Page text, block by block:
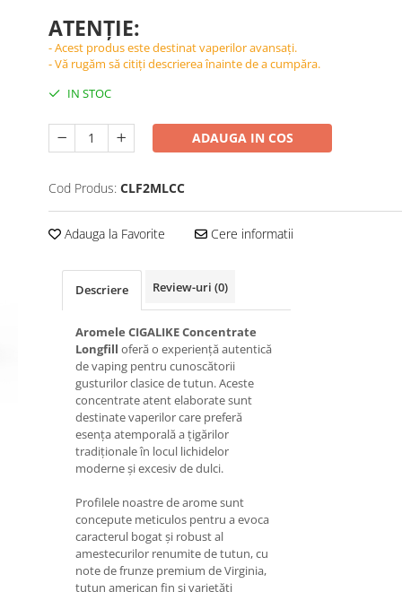
ATENȚIE:
- Acest produs este destinat vaperilor avansați.
- Vă rugăm să citiți descrierea înainte de a cumpăra.
IN STOC
ADAUGA IN COS
Cod Produs: CLF2MLCC
Adauga la Favorite Cere informatii
Descriere Review-uri (0)
Aromele CIGALIKE Concentrate
Longfill oferă o experiență autentică
de vaping pentru cunoscătorii
gusturilor clasice de tutun. Aceste
concentrate atent elaborate sunt
destinate vaperilor care preferă
esența atemporală a țigărilor
tradiționale în locul lichidelor
moderne și excesiv de dulci.
Profilele noastre de arome sunt
concepute meticulos pentru a evoca
caracterul bogat și robust al
amestecurilor renumite de tutun, cu
note de frunze premium de Virginia,
tutun american fin și varietăți